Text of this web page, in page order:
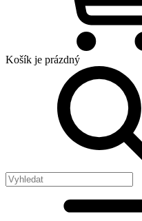
Košík je prázdný